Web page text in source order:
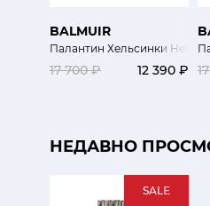
BALMUIR
Палантин Хельсинки
17 700 ₽ 12 390 ₽
НЕДАВНО
SALE